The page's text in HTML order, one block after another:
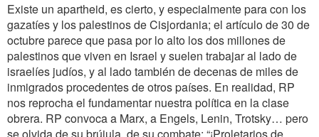
Existe un apartheid, es cierto, y especialmente para con los
gazatíes y los palestinos de Cisjordania; el artículo de 30 de
octubre parece que pasa por lo alto los dos millones de
palestinos que viven en Israel y suelen trabajar al lado de
israelíes judíos, y al lado también de decenas de miles de
inmigrados procedentes de otros países. En realidad, RP
nos reprocha el fundamentar nuestra política en la clase
obrera. RP convoca a Marx, a Engels, Lenin, Trotsky… pero